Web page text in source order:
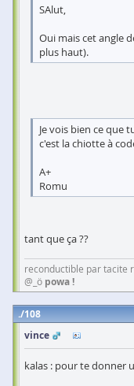
SAlut,
Oui mais cet angle
plus haut).
Je vois bien ce que
c'est la chiotte à
A+
Romu
tant que ça ??
reconductible par tacite
@_ö powa !
108
vince
kalas : pour te donner